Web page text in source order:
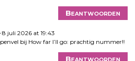
Beantwoorden
8 juli 2026 at 19:43
bij How far I’ll go: prachtig nummer!!
Beantwoorden